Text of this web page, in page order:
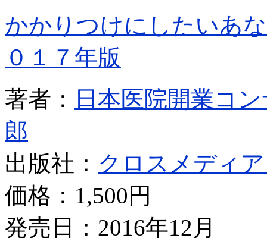
かかりつけにしたいあ
０１７年版
著者：
日本医院開業コ
郎
出版社： クロスメディ
価格： 1,500円
発売日：2016年12月